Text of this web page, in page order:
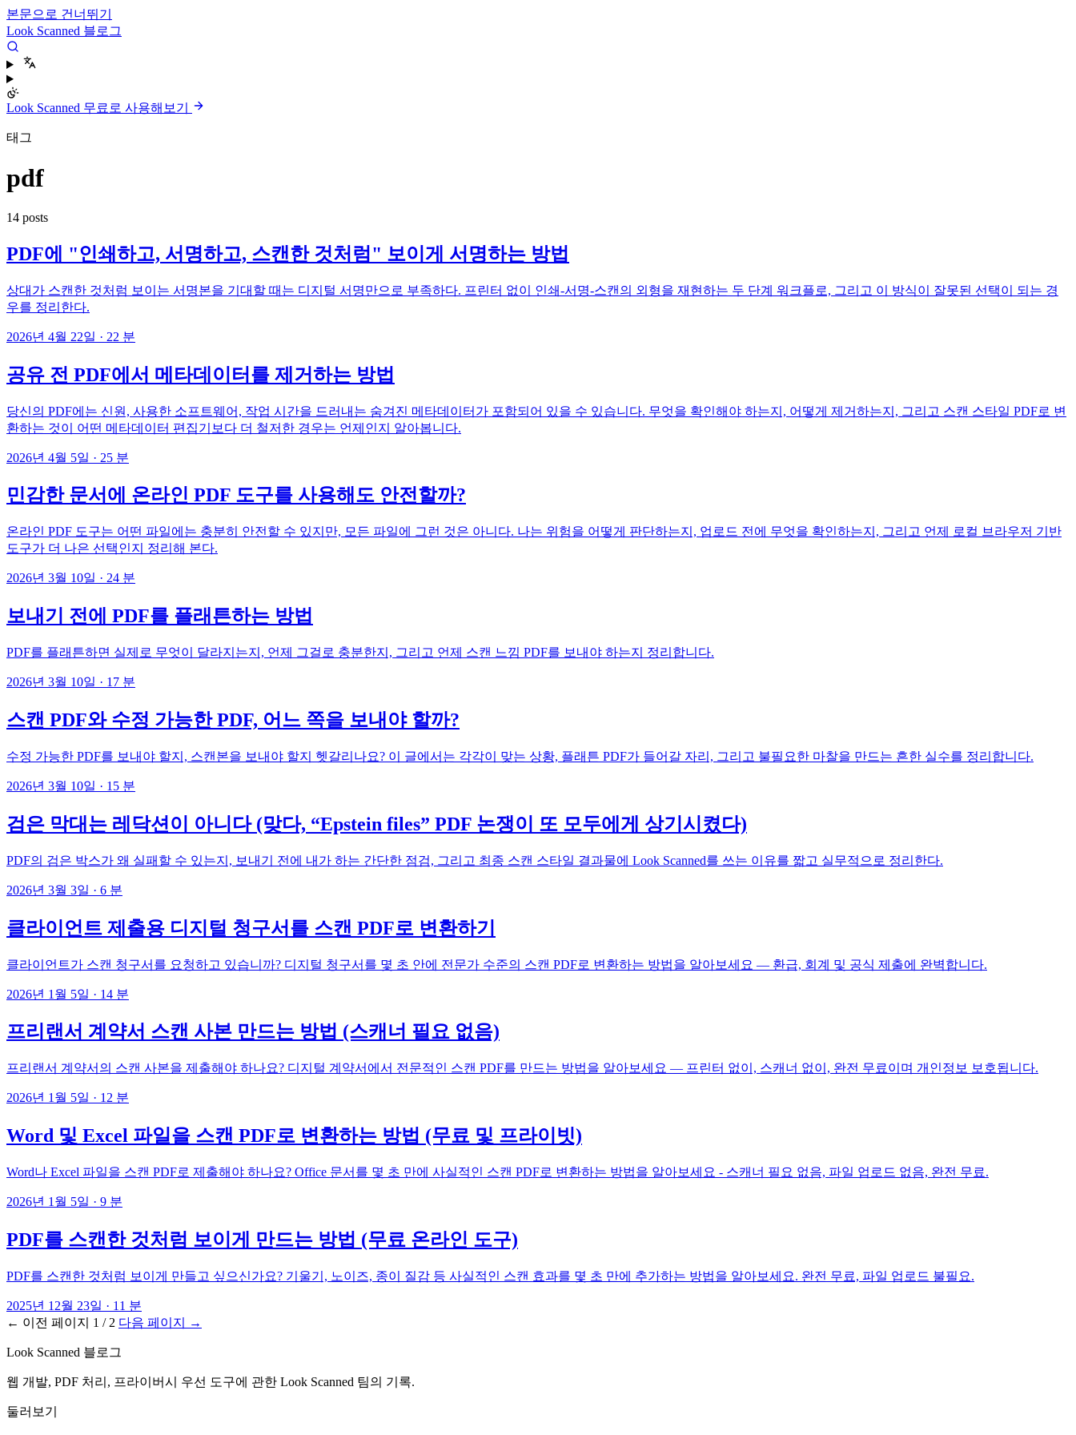
본문으로 건너뛰기
Look Scanned 블로그
Look Scanned 무료로 사용해보기
태그
pdf
14 posts
PDF에 "인쇄하고, 서명하고, 스캔한 것처럼" 보이게 서명하는 방법
상대가 스캔한 것처럼 보이는 서명본을 기대할 때는 디지털 서명만으로 부족하다. 프린터 없이 인쇄-서명-스캔의 외형을 재현하는 두 단계 워크플로, 그리고 이 방식이 잘못된 선택이 되는 경
우를 정리한다.
2026년 4월 22일 · 22 분
공유 전 PDF에서 메타데이터를 제거하는 방법
당신의 PDF에는 신원, 사용한 소프트웨어, 작업 시간을 드러내는 숨겨진 메타데이터가 포함되어 있을 수 있습니다. 무엇을 확인해야 하는지, 어떻게 제거하는지, 그리고 스캔 스타일 PDF로 변
환하는 것이 어떤 메타데이터 편집기보다 더 철저한 경우는 언제인지 알아봅니다.
2026년 4월 5일 · 25 분
민감한 문서에 온라인 PDF 도구를 사용해도 안전할까?
온라인 PDF 도구는 어떤 파일에는 충분히 안전할 수 있지만, 모든 파일에 그런 것은 아니다. 나는 위험을 어떻게 판단하는지, 업로드 전에 무엇을 확인하는지, 그리고 언제 로컬 브라우저 기반
도구가 더 나은 선택인지 정리해 본다.
2026년 3월 10일 · 24 분
보내기 전에 PDF를 플래튼하는 방법
PDF를 플래튼하면 실제로 무엇이 달라지는지, 언제 그걸로 충분한지, 그리고 언제 스캔 느낌 PDF를 보내야 하는지 정리합니다.
2026년 3월 10일 · 17 분
스캔 PDF와 수정 가능한 PDF, 어느 쪽을 보내야 할까?
수정 가능한 PDF를 보내야 할지, 스캔본을 보내야 할지 헷갈리나요? 이 글에서는 각각이 맞는 상황, 플래튼 PDF가 들어갈 자리, 그리고 불필요한 마찰을 만드는 흔한 실수를 정리합니다.
2026년 3월 10일 · 15 분
검은 막대는 레닥션이 아니다 (맞다, “Epstein files” PDF 논쟁이 또 모두에게 상기시켰다)
PDF의 검은 박스가 왜 실패할 수 있는지, 보내기 전에 내가 하는 간단한 점검, 그리고 최종 스캔 스타일 결과물에 Look Scanned를 쓰는 이유를 짧고 실무적으로 정리한다.
2026년 3월 3일 · 6 분
클라이언트 제출용 디지털 청구서를 스캔 PDF로 변환하기
클라이언트가 스캔 청구서를 요청하고 있습니까? 디지털 청구서를 몇 초 안에 전문가 수준의 스캔 PDF로 변환하는 방법을 알아보세요 — 환급, 회계 및 공식 제출에 완벽합니다.
2026년 1월 5일 · 14 분
프리랜서 계약서 스캔 사본 만드는 방법 (스캐너 필요 없음)
프리랜서 계약서의 스캔 사본을 제출해야 하나요? 디지털 계약서에서 전문적인 스캔 PDF를 만드는 방법을 알아보세요 — 프린터 없이, 스캐너 없이, 완전 무료이며 개인정보 보호됩니다.
2026년 1월 5일 · 12 분
Word 및 Excel 파일을 스캔 PDF로 변환하는 방법 (무료 및 프라이빗)
Word나 Excel 파일을 스캔 PDF로 제출해야 하나요? Office 문서를 몇 초 만에 사실적인 스캔 PDF로 변환하는 방법을 알아보세요 - 스캐너 필요 없음, 파일 업로드 없음, 완전 무료.
2026년 1월 5일 · 9 분
PDF를 스캔한 것처럼 보이게 만드는 방법 (무료 온라인 도구)
PDF를 스캔한 것처럼 보이게 만들고 싶으신가요? 기울기, 노이즈, 종이 질감 등 사실적인 스캔 효과를 몇 초 만에 추가하는 방법을 알아보세요. 완전 무료, 파일 업로드 불필요.
2025년 12월 23일 · 11 분
← 이전 페이지 1 / 2 다음 페이지 →
Look Scanned 블로그
웹 개발, PDF 처리, 프라이버시 우선 도구에 관한 Look Scanned 팀의 기록.
둘러보기